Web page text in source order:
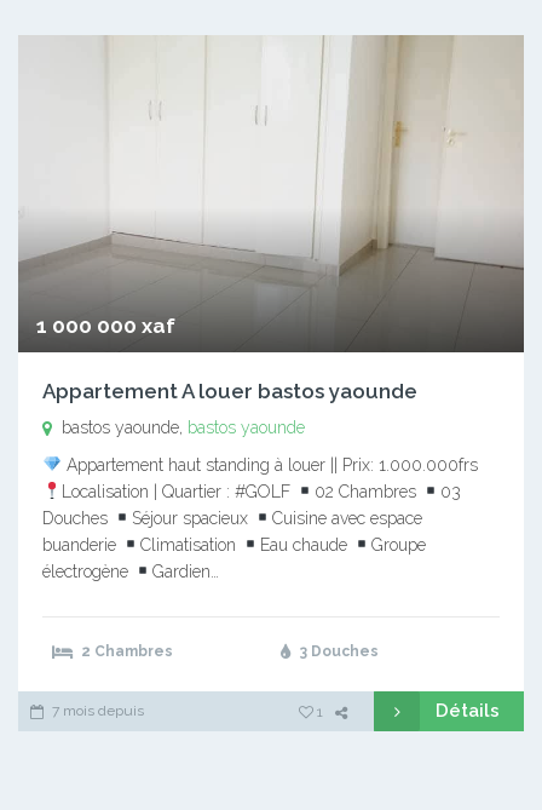
1 000 000 xaf
Appartement A louer bastos yaounde
bastos yaounde, bastos yaounde
Appartement haut standing à louer || Prix: 1.000.000frs
Localisation | Quartier : #GOLF
02 Chambres
03
Douches
Séjour spacieux
Cuisine avec espace
buanderie
Climatisation Eau chaude
Groupe
électrogène
Gardien…
2 Chambres 3 Douches
7 mois depuis 1 Détails